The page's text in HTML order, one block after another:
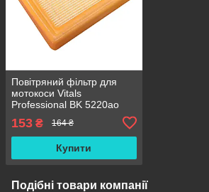
Повітряний фільтр для
мотокоси Vitals
Professional BK 5220ao
153 ₴ 164 ₴
Купити
Подібні товари компанії